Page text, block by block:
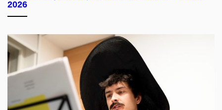
2026